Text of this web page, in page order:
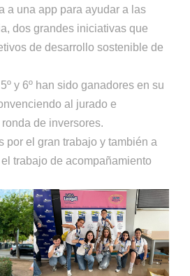
a una app para ayudar a las
dos grandes iniciativas que
de desarrollo sostenible de
y 6º han sido ganadores en su
al jurado e
de inversores.
por el gran trabajo y también a
trabajo de acompañamiento